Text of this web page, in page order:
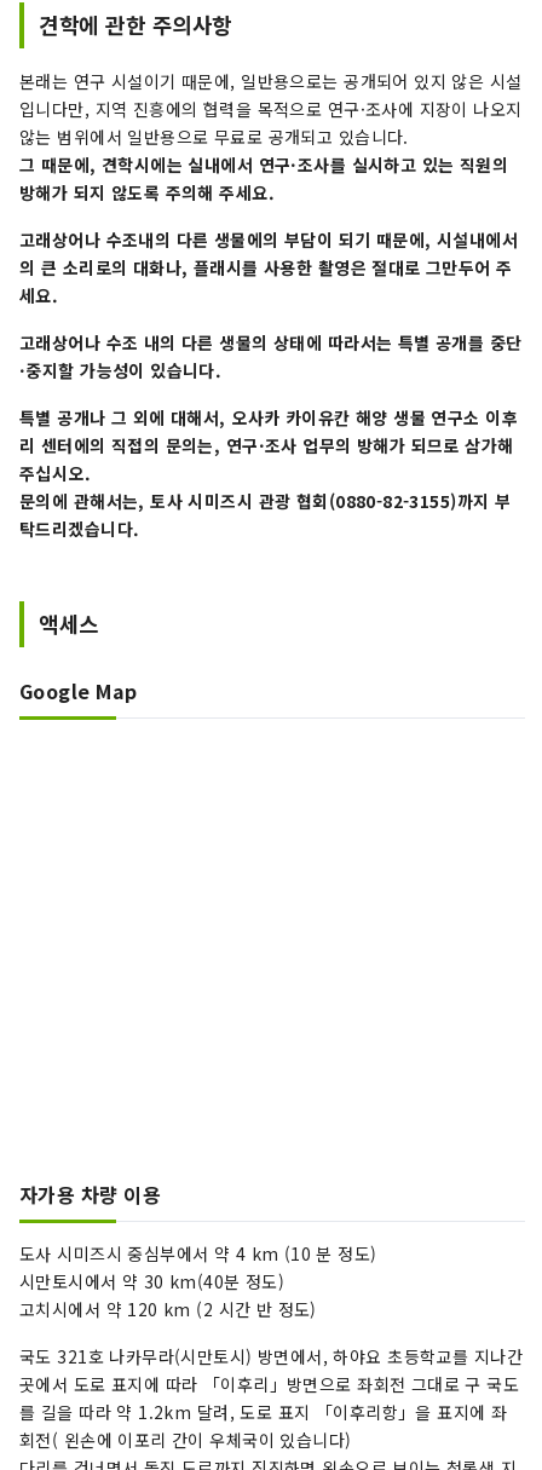
견학에 관한 주의사항
본래는 연구 시설이기 때문에, 일반용으로는 공개되어 있지 않은 시설
입니다만, 지역 진흥에의 협력을 목적으로 연구·조사에 지장이 나오지
않는 범위에서 일반용으로 무료로 공개되고 있습니다.
그 때문에, 견학시에는 실내에서 연구·조사를 실시하고 있는 직원의
방해가 되지 않도록 주의해 주세요.
고래상어나 수조내의 다른 생물에의 부담이 되기 때문에, 시설내에서
의 큰 소리로의 대화나, 플래시를 사용한 촬영은 절대로 그만두어 주
세요.
고래상어나 수조 내의 다른 생물의 상태에 따라서는 특별 공개를 중단
·중지할 가능성이 있습니다.
특별 공개나 그 외에 대해서, 오사카 카이유칸 해양 생물 연구소 이후
리 센터에의 직접의 문의는, 연구·조사 업무의 방해가 되므로 삼가해
주십시오.
문의에 관해서는, 토사 시미즈시 관광 협회(0880-82-3155)까지 부
탁드리겠습니다.
액세스
Google Map
자가용 차량 이용
도사 시미즈시 중심부에서 약 4 km (10 분 정도)
시만토시에서 약 30 km(40분 정도)
고치시에서 약 120 km (2 시간 반 정도)
국도 321호 나카무라(시만토시) 방면에서, 하야요 초등학교를 지나간
곳에서 도로 표지에 따라 「이후리」방면으로 좌회전 그대로 구 국도
를 길을 따라 약 1.2km 달려, 도로 표지 「이후리항」을 표지에 좌
회전( 왼손에 이포리 간이 우체국이 있습니다)